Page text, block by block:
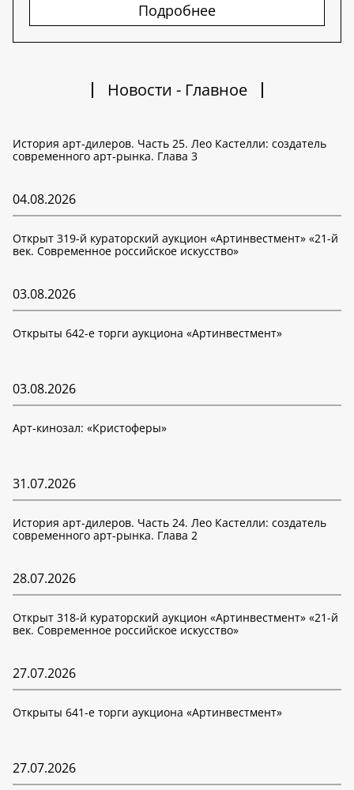
Подробнее
Новости - Главное
История арт-дилеров. Часть 25. Лео Кастелли: создатель
современного арт-рынка. Глава 3
04.08.2026
Открыт 319-й кураторский аукцион «Артинвестмент» «21-й
век. Современное российское искусство»
03.08.2026
Открыты 642-е торги аукциона «Артинвестмент»
03.08.2026
Арт-кинозал: «Кристоферы»
31.07.2026
История арт-дилеров. Часть 24. Лео Кастелли: создатель
современного арт-рынка. Глава 2
28.07.2026
Открыт 318-й кураторский аукцион «Артинвестмент» «21-й
век. Современное российское искусство»
27.07.2026
Открыты 641-е торги аукциона «Артинвестмент»
27.07.2026